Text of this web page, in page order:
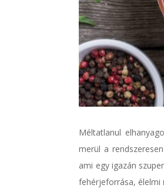
Méltatlanul
merül a
ami egy igazán
fehérjeforrása, élelmi